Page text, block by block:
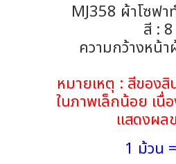
MJ358 ผ้าโซฟา
สี :
ความกว้างหน้
หมายเหตุ : สีของ
ในภาพเล็กน้อย เนื่
แสดงผล
1 ม้วน